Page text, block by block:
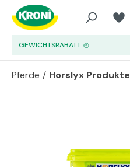
Zum Hauptinhalt springen
GEWICHTSRABATT
Pferde / Horslyx Produkte